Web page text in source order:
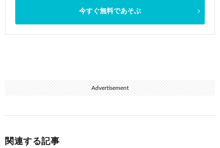
今すぐ無料であそぶ
Advertisement
関連する記事